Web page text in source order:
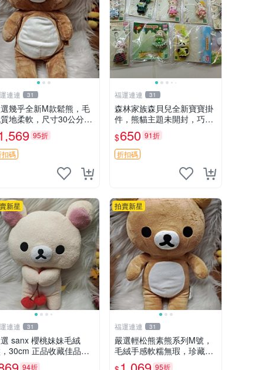
連連 31
幾乎全新M款鬆熊，毛
地柔軟，尺寸30公分，
工精緻可愛，適合收藏或
親友。中古使用痕跡，
依然優良。 鬆熊 嬰熊
偶
95折
扣碼
福運連連 31
森林家族森貝兒全新寶寶掛
件，熊貓主題未開封，巧克
力兔牛奶兔郁金香兔貓吉娃
娃嚴選，適合收藏 熊貓 森
林 寶寶
$650 91折
折扣碼
新星
連連 31
sanx 櫻桃妹妹毛絨
30cm 正品收藏佳品，
感極軟，適合贈送與收藏
94折
拍賣新星
福運連連 31
嚴選輕松熊素熊系列M號，
毛絨手感軟糯無瑕，珍藏級
做工推薦收藏，尺寸35cm
95折